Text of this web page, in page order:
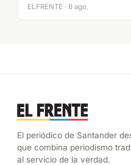
ELFRENTE · 6 ago.
El periódico de Santander
que combina periodismo
al servicio de la verdad.